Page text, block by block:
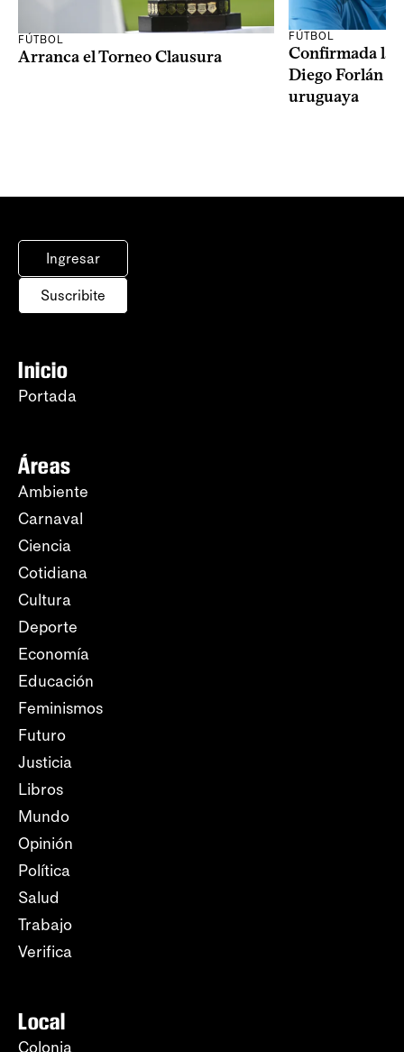
FÚTBOL
Arranca el Torneo Clausura
FÚTBOL
Confirmada la
Diego Forlán
uruguaya
Ingresar
Suscribite
Inicio
Portada
Áreas
Ambiente
Carnaval
Ciencia
Cotidiana
Cultura
Deporte
Economía
Educación
Feminismos
Futuro
Justicia
Libros
Mundo
Opinión
Política
Salud
Trabajo
Verifica
Local
Colonia